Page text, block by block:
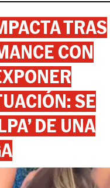
TRAS
CON
SE
DE UNA